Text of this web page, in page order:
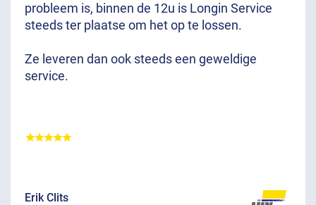
probleem is, binnen de 12u is Longin Service
steeds ter plaatse om het op te lossen.
Ze leveren dan ook steeds een geweldige
service.
Erik Clits